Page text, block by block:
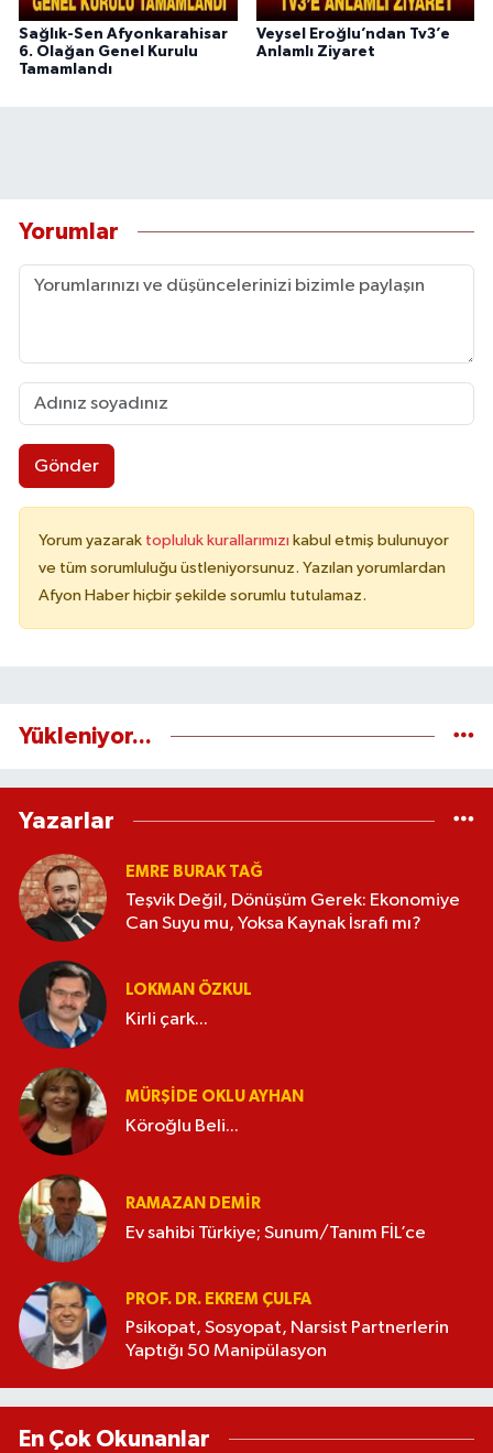
Sağlık-Sen Afyonkarahisar
6. Olağan Genel Kurulu
Tamamlandı
Veysel Eroğlu’ndan Tv3’e
Anlamlı Ziyaret
Yorumlar
Gönder
Yorum yazarak topluluk kurallarımızı kabul etmiş bulunuyor
ve tüm sorumluluğu üstleniyorsunuz. Yazılan yorumlardan
Afyon Haber hiçbir şekilde sorumlu tutulamaz.
Yükleniyor...
Yazarlar
EMRE BURAK TAĞ
Teşvik Değil, Dönüşüm Gerek: Ekonomiye
Can Suyu mu, Yoksa Kaynak İsrafı mı?
LOKMAN ÖZKUL
Kirli çark...
MÜRŞIDE OKLU AYHAN
Köroğlu Beli...
RAMAZAN DEMİR
Ev sahibi Türkiye; Sunum/Tanım FİL’ce
PROF. DR. EKREM ÇULFA
Psikopat, Sosyopat, Narsist Partnerlerin
Yaptığı 50 Manipülasyon
En Çok Okunanlar